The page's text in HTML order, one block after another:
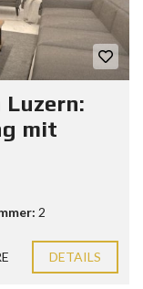
mit
2
DETAILS